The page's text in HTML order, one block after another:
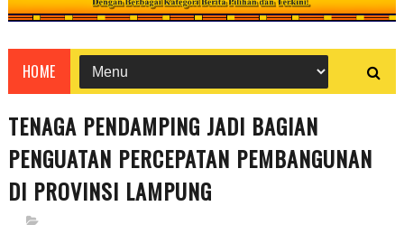
HOME
TENAGA PENDAMPING JADI BAGIAN
PENGUATAN PERCEPATAN PEMBANGUNAN
DI PROVINSI LAMPUNG